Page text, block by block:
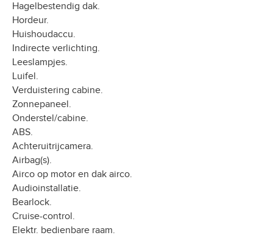
Hagelbestendig dak.
Hordeur.
Huishoudaccu.
Indirecte verlichting.
Leeslampjes.
Luifel.
Verduistering cabine.
Zonnepaneel.
Onderstel/cabine.
ABS.
Achteruitrijcamera.
Airbag(s).
Airco op motor en dak airco.
Audioinstallatie.
Bearlock.
Cruise-control.
Elektr. bedienbare raam.